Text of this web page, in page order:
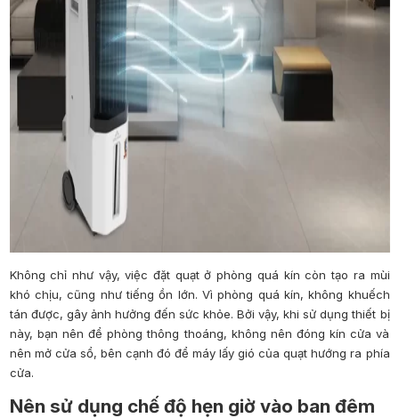
Không chỉ như vậy, việc đặt quạt ở phòng quá kín còn tạo ra mùi
khó chịu, cũng như tiếng ồn lớn. Vì phòng quá kín, không khuếch
tán được, gây ảnh hưởng đến sức khỏe. Bởi vậy, khi sử dụng thiết bị
này, bạn nên để phòng thông thoáng, không nên đóng kín cửa và
nên mở cửa sổ, bên cạnh đó để máy lấy gió của quạt hướng ra phía
cửa.
Nên sử dụng chế độ hẹn giờ vào ban đêm